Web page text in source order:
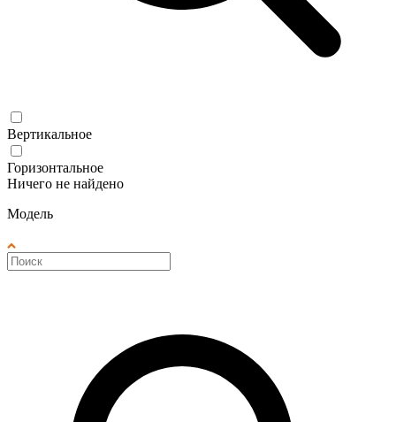
Вертикальное
Горизонтальное
Ничего не найдено
Модель